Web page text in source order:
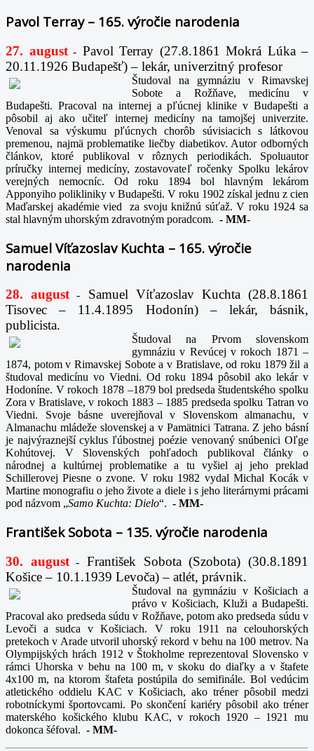
Pavol Terray – 165. výročie narodenia
27. august- Pavol Terray (27.8.1861 Mokrá Lúka –
20.11.1926 Budapešť) – lekár, univerzitný profesor
Študoval na gymnáziu v Rimavskej
Sobote a Rožňave, medicínu v
Budapešti. Pracoval na internej a pľúcnej klinike v Budapešti a
pôsobil aj ako učiteľ internej medicíny na tamojšej univerzite.
Venoval sa výskumu pľúcnych chorôb súvisiacich s látkovou
premenou, najmä problematike liečby diabetikov. Autor odborných
článkov, ktoré publikoval v rôznych periodikách. Spoluautor
príručky internej medicíny, zostavovateľ ročenky Spolku lekárov
verejných nemocníc. Od roku 1894 bol hlavným lekárom
Apponyiho polikliniky v Budapešti. V roku 1902 získal jednu z cien
Maďarskej akadémie vied za svoju knižnú súťaž. V roku 1924 sa
stal hlavným uhorským zdravotným poradcom. - MM-
Samuel Víťazoslav Kuchta – 165. výročie
narodenia
28. august -
Samuel Víťazoslav Kuchta (28.8.1861
Tisovec – 11.4.1895 Hodonín) – lekár, básnik,
publicista.
Študoval na Prvom slovenskom
gymnáziu v Revúcej v rokoch 1871 –
1874, potom v Rimavskej Sobote a v Bratislave, od roku 1879 žil a
študoval medicínu vo Viedni. Od roku 1894 pôsobil ako lekár v
Hodoníne. V rokoch 1878 –1879 bol predseda študentského spolku
Zora v Bratislave, v rokoch 1883 – 1885 predseda spolku Tatran vo
Viedni. Svoje básne uverejňoval v Slovenskom almanachu, v
Almanachu mládeže slovenskej a v Pamätnici Tatrana. Z jeho básní
je najvýraznejší cyklus ľúbostnej poézie venovaný snúbenici Oľge
Kohútovej. V Slovenských pohľadoch publikoval články o
národnej a kultúrnej problematike a tu vyšiel aj jeho preklad
Schillerovej Piesne o zvone. V roku 1982 vydal Michal Kocák v
Martine monografiu o jeho živote a diele i s jeho literárnymi prácami
pod názvom „Samo Kuchta: Dielo“. - MM-
František Sobota – 135. výročie narodenia
30. august-
František Sobota (Szobota) (30.8.1891
Košice – 10.1.1939 Levoča) – atlét, právnik.
Študoval na gymnáziu v Košiciach a
právo v Košiciach, Kluži a Budapešti.
Pracoval ako predseda súdu v Rožňave, potom ako predseda súdu v
Levoči a sudca v Košiciach. V roku 1911 na celouhorských
pretekoch v Arade utvoril uhorský rekord v behu na 100 metrov. Na
Olympijských hrách 1912 v Štokholme reprezentoval Slovensko v
rámci Uhorska v behu na 100 m, v skoku do diaľky a v štafete
4x100 m, na ktorom štafeta postúpila do semifinále. Bol vedúcim
atletického oddielu KAC v Košiciach, ako tréner pôsobil medzi
robotníckymi športovcami. Po skončení kariéry pôsobil ako tréner
materského košického klubu KAC, v rokoch 1920 – 1921 mu
dokonca šéfoval. - MM-